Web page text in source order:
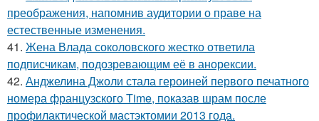
преображения, напомнив аудитории о праве на
естественные изменения.
41. Жена Влада соколовского жестко ответила
подписчикам, подозревающим её в анорексии.
42. Анджелина Джоли стала героиней первого печатного
номера французского Time, показав шрам после
профилактической мастэктомии 2013 года.